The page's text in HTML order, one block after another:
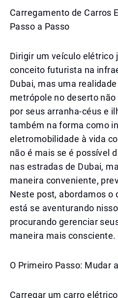
Carregamento de Carros
Passo a Passo
Dirigir um veículo elétrico
conceito futurista na
Dubai, mas uma
metrópole no deserto
por seus arranha-céus e
também na forma como
eletromobilidade à vida
não é mais se é possível
nas estradas de Dubai,
maneira conveniente,
Neste post, abordamos o
está se aventurando
procurando gerenciar
maneira mais consciente.
O Primeiro Passo: Mudar
Carregar um carro